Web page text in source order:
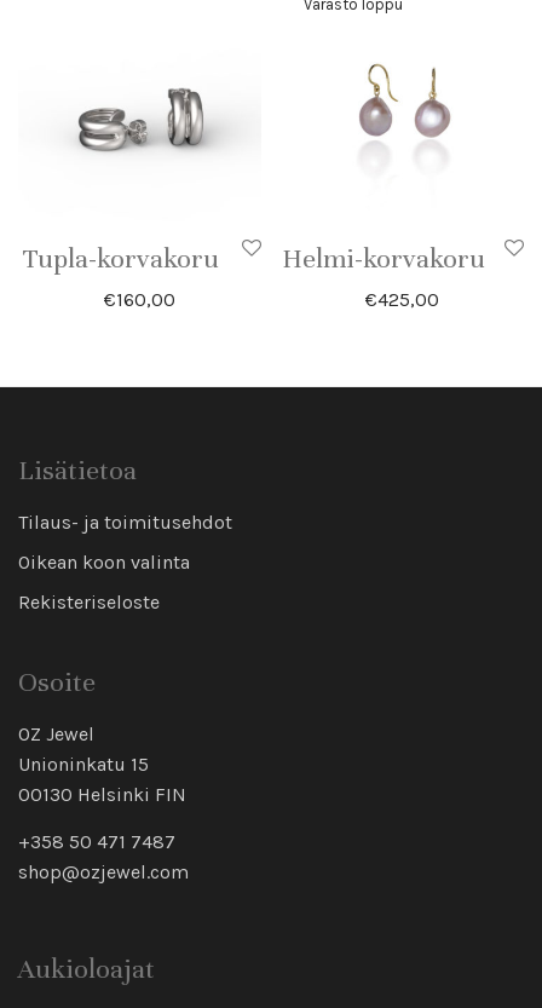
Tupla-korvakoru
€160,00
Helmi-korvakoru
€425,00
Lisätietoa
Tilaus- ja toimitusehdot
Oikean koon valinta
Rekisteriseloste
Osoite
OZ Jewel
Unioninkatu 15
00130 Helsinki FIN
+358 50 471 7487
shop@ozjewel.com
Aukioloajat